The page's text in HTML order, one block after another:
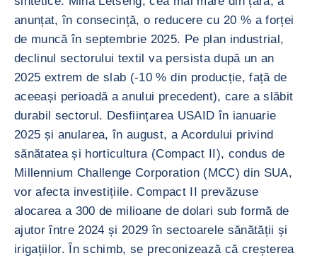
anunțat, în consecință, o reducere cu 20 % a forței
de muncă în septembrie 2025. Pe plan industrial,
declinul sectorului textil va persista după un an
2025 extrem de slab (-10 % din producție, față de
aceeași perioadă a anului precedent), care a slăbit
durabil sectorul. Desființarea USAID în ianuarie
2025 și anularea, în august, a Acordului privind
sănătatea și horticultura (Compact II), condus de
Millennium Challenge Corporation (MCC) din SUA,
vor afecta investițiile. Compact II prevăzuse
alocarea a 300 de milioane de dolari sub formă de
ajutor între 2024 și 2029 în sectoarele sănătății și
irigațiilor. În schimb, se preconizează că creșterea